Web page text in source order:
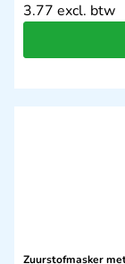
3.77 excl. btw
Zuurstofmasker